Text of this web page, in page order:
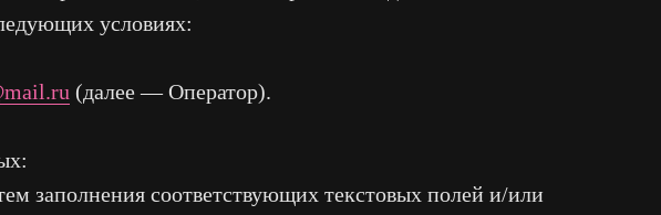
условиях:
(далее — Оператор).
заполнения соответствующих текстовых полей и/или